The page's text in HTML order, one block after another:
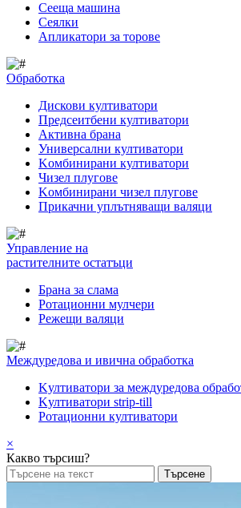
Cееща машина
Cеялки
Апликатори за торове
Обработка
Дискови култиватори
Предсеитбени култиватори
Активна брана
Универсални култиватори
Kомбинирани култиватори
Чизел плугове
Kомбинирани чизел плугове
Прикачни уплътняващи валяци
Управление на
растителните остатъци
Брана за слама
Pотационни мулчери
Режещи валяци
Междуредова и ивична обработка
Kултиватори за междуредова
Kултиватори strip-till
Ротационни култиватори
×
Какво търсиш?